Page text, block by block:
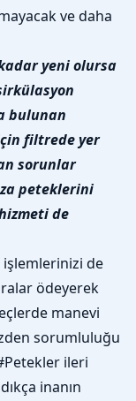
ve daha
yeni olursa
bulunan
filtrede yer
sorunlar
peteklerini
de
işlemlerinizi de
ödeyerek
manevi
sorumluluğu
ileri
inanın